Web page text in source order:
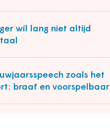
wíl lang niet altijd
zoals het
braaf en voorspelbaar